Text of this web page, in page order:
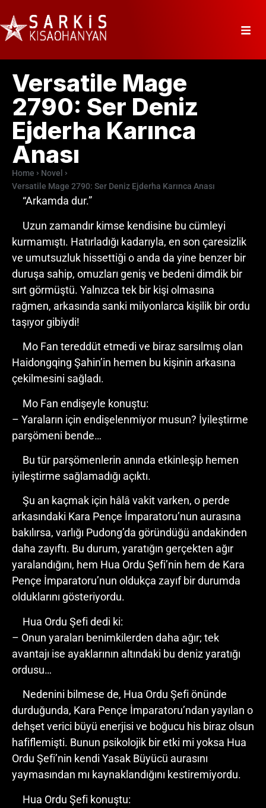
Versatile Mage
2790: Ser Deniz
Ejderha Karınca
Anası
Home
Novel
Versatile Mage 2790: Ser Deniz Ejderha Karınca Anası
“Arkamda dur.”
Uzun zamandır kimse kendisine bu cümleyi
kurmamıştı. Hatırladığı kadarıyla, en son çaresizlik
ve umutsuzluk hissettiği o anda da yine benzer bir
duruşa sahip, omuzları geniş ve bedeni dimdik bir
sırt görmüştü. Yalnızca tek bir kişi olmasına
rağmen, arkasında sanki milyonlarca kişilik bir ordu
taşıyor gibiydi!
Mo Fan tereddüt etmedi ve biraz sarsılmış olan
Haidongqing Şahin’in hemen bu kişinin arkasına
çekilmesini sağladı.
Mo Fan endişeyle konuştu:
– Yaraların için endişelenmiyor musun? İyileştirme
parşömeni bende…
Bu tür parşömenlerin anında etkinleşip hemen
iyileştirme sağlamadığı açıktı.
Şu an kaçmak için hâlâ vakit varken, o perde
arkasındaki Kara Pençe İmparatoru’nun aurasına
bakılırsa, varlığı Pudong’da göründüğü andakinden
daha zayıftı. Bu durum, yaratığın gerçekten ağır
yaralandığını, hem Hua Ordu Şefi’nin hem de Kara
Pençe İmparatoru’nun oldukça zayıf bir durumda
olduklarını gösteriyordu.
Hua Ordu Şefi dedi ki:
– Onun yaraları benimkilerden daha ağır; tek
avantajı ise ayaklarının altındaki bu deniz yaratığı
ordusu…
Nedenini bilmese de, Hua Ordu Şefi önünde
durduğunda, Kara Pençe İmparatoru’ndan yayılan o
dehşet verici büyü enerjisi ve boğucu his biraz olsun
hafiflemişti. Bunun psikolojik bir etki mi yoksa Hua
Ordu Şefi’nin kendi Yasak Büyücü aurasını
yaymasından mı kaynaklandığını kestiremiyordu.
Hua Ordu Şefi konuştu: